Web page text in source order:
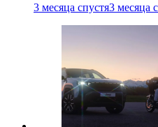
3 месяца спустя3 месяца